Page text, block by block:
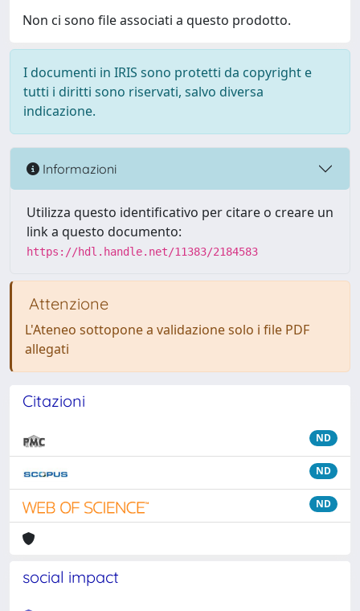
Non ci sono file associati a questo prodotto.
I documenti in IRIS sono protetti da copyright e
tutti i diritti sono riservati, salvo diversa
indicazione.
Informazioni
Utilizza questo identificativo per citare o creare un
link a questo documento:
https://hdl.handle.net/11383/2184583
Attenzione
L'Ateneo sottopone a validazione solo i file PDF
allegati
Citazioni
ND
ND
ND
social impact